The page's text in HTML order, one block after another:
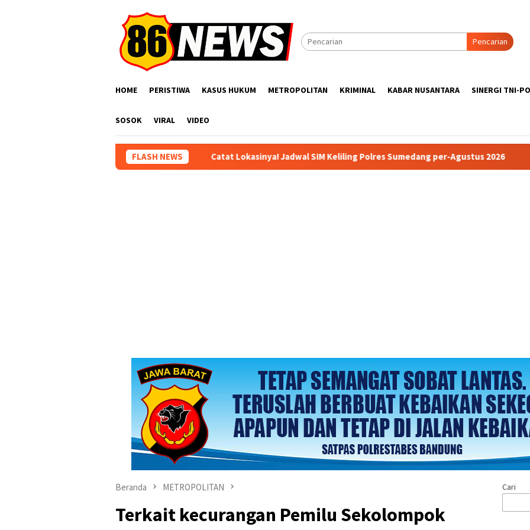
Pencarian
HOME PERISTIWA KASUS HUKUM METROPOLITAN KRIMINAL KABAR NUSANTARA SINERGI TNI-
SOSOK VIRAL VIDEO
FLASH NEWS
Catat Lokasinya! Jadwal SIM Keliling Polres Sumedang per-Agustus 2026 Program
Beranda METROPOLITAN
Terkait kecurangan Pemilu Sekolompok
Cari